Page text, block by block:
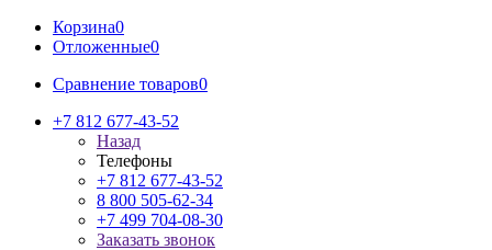
Корзина0
Отложенные0
Сравнение товаров0
+7 812 677-43-52
Назад
Телефоны
+7 812 677-43-52
8 800 505-62-34
+7 499 704-08-30
Заказать звонок